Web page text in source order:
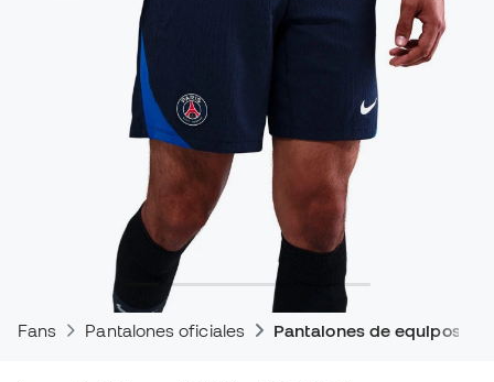
Fans Pantalones oficiales Pantalones de equipos